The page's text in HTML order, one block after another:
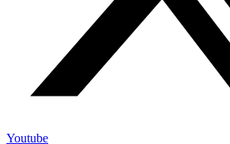
Youtube